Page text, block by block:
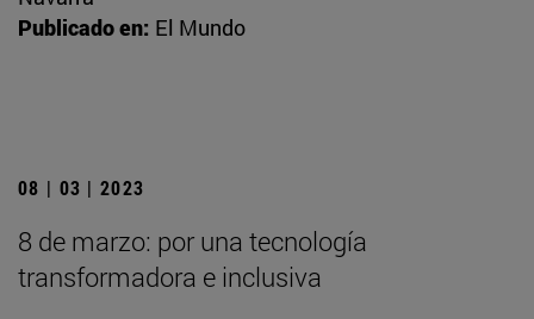
Publicado en: El Mundo
08 | 03 | 2023
8 de marzo: por una tecnología
transformadora e inclusiva